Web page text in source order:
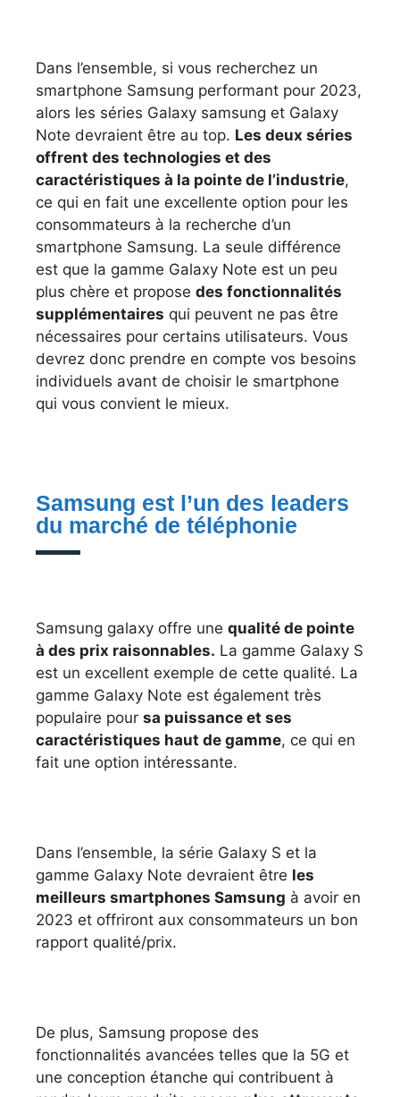
Dans l’ensemble, si vous recherchez un
smartphone Samsung performant pour 2023,
alors les séries Galaxy samsung et Galaxy
Note devraient être au top. Les deux séries
offrent des technologies et des
caractéristiques à la pointe de l’industrie,
ce qui en fait une excellente option pour les
consommateurs à la recherche d’un
smartphone Samsung. La seule différence
est que la gamme Galaxy Note est un peu
plus chère et propose des fonctionnalités
supplémentaires qui peuvent ne pas être
nécessaires pour certains utilisateurs. Vous
devrez donc prendre en compte vos besoins
individuels avant de choisir le smartphone
qui vous convient le mieux.
Samsung est l’un des leaders
du marché de téléphonie
Samsung galaxy offre une qualité de pointe
à des prix raisonnables. La gamme Galaxy S
est un excellent exemple de cette qualité. La
gamme Galaxy Note est également très
populaire pour sa puissance et ses
caractéristiques haut de gamme, ce qui en
fait une option intéressante.
Dans l’ensemble, la série Galaxy S et la
gamme Galaxy Note devraient être les
meilleurs smartphones Samsung à avoir en
2023 et offriront aux consommateurs un bon
rapport qualité/prix.
De plus, Samsung propose des
fonctionnalités avancées telles que la 5G et
une conception étanche qui contribuent à